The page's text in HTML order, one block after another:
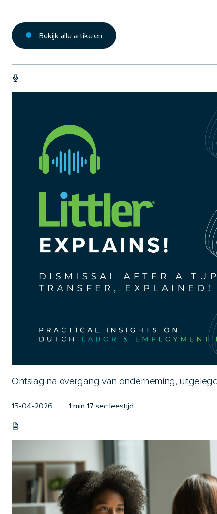
Bekijk alle artikelen
Ontslag na overgang van onderneming,
15-04-2026 1 min 17 sec leestijd